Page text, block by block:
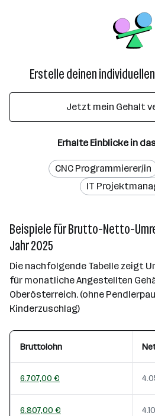
Erstelle deinen
Jetzt mein Gehalt
Erhalte Einblicke in
CNC Programmierer/in
IT
Beispiele für Brutto-Netto-
Jahr 2025
Die nachfolgende Tabelle zeigt
für monatliche Angestellten
Oberösterreich. (ohne
Kinderzuschlag)
Bruttolohn
6.707,00 €
6.807,00 €